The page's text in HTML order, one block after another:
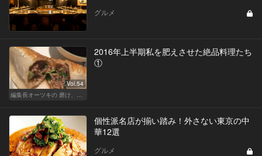
グルメ
Vol.54
編集長オーツキの 磨け、バカ舌！ 学べ、オトナの遊び
2016年上半期私を肥えさせた絶品料理たち
①
個性派名店が揃い踏み！外さない東京の中
華12選
グルメ